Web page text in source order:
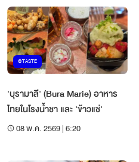
@TASTE
'บุรามาลี' (Bura Marie) อาหาร
ไทยในโรงน้ำชา และ 'ข้าวแช่'
08 พ.ค. 2569 | 6:20